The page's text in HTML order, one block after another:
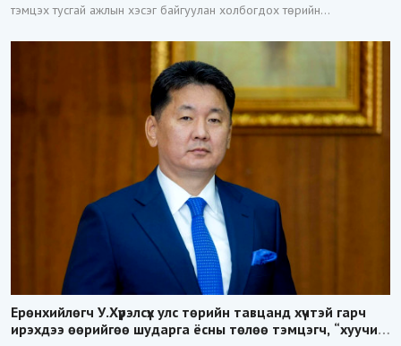
тэмцэх тусгай ажлын хэсэг байгуулан холбогдох төрийн
Ерөнхийлөгч У.Хүрэлсүх улс төрийн тавцанд хүчтэй гарч
ирэхдээ өөрийгөө шударга ёсны төлөө тэмцэгч, “хуучин